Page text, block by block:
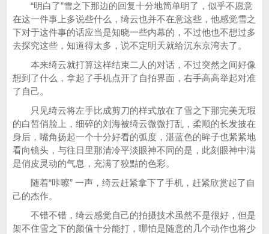
“明白了”雪之下那边的回复十分地简单明了，似乎不愿意
在这一件事上多说些什么，绮云也并不在意这些，他感觉雪之
下对于这件事的话应当是知晓一些内幕的，不过他也不想过多
去探究这些，知道得太多，说不定明天就给沉东京湾去了。
本来绮云就打算这样结束二人的对话，不过突然之间好像
想到了什么，拿起了手机点开了自拍界面，右手高高举起对准
了自己。
只见绮云将左手比成剪刀的样式放在了雪之下那完美无瑕
的白皙俏脸上，细碎的刘海被绮云微微打乱，柔顺的长发披在
身后，嘴角扬起一个十分好看的弧度，湛蓝色的眸子也紧紧地
看向镜头，与往日里那清冷平淡眼神不同的是，此刻眼神中满
是俏皮灵动的气息，充满了狡黠的色彩。
随着“咔嚓” 一声，绮云赶紧拿下了手机，赶紧欣赏起了自
己的杰作。
不错不错，绮云感觉自己的拍摄技术虽然不是很好，但是
架不住雪之下的颜值十分能打，哪怕是随意的几个动作也将少